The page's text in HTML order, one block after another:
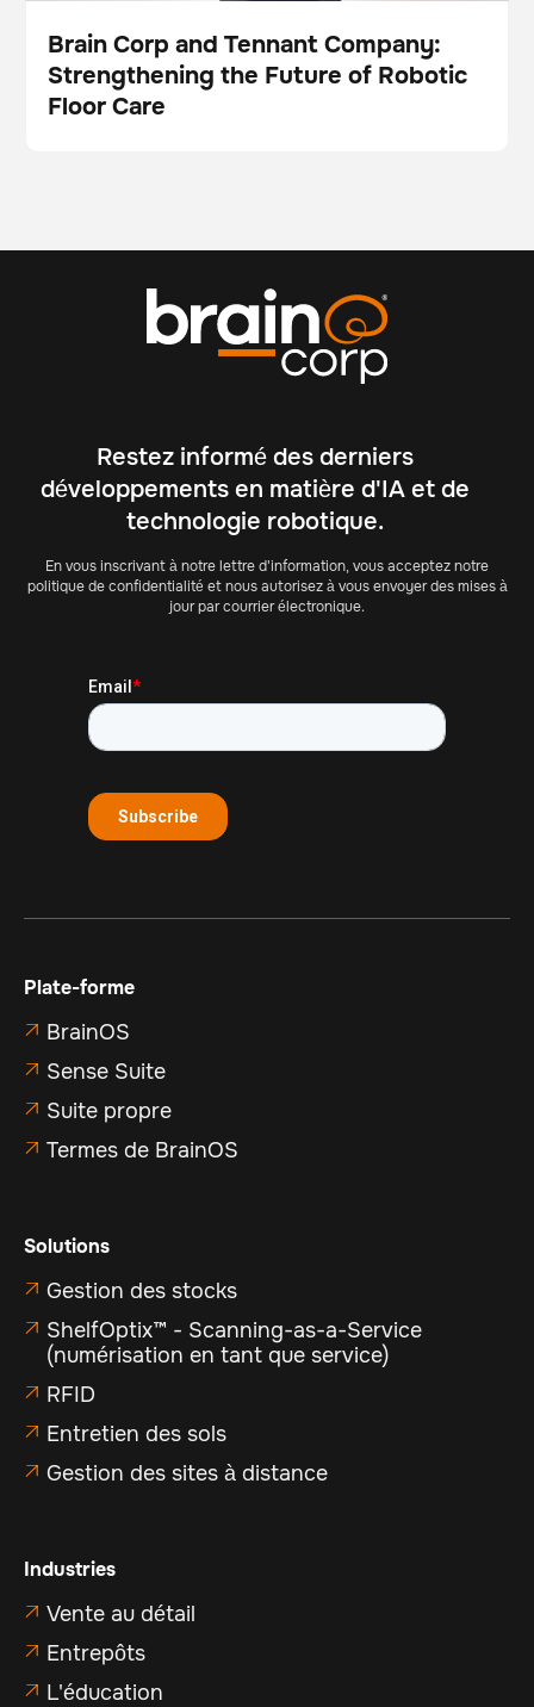
Vidéo
Brain Corp and Tennant Company:
Strengthening the Future of Robotic
Floor Care
Restez informé des derniers
développements en matière d'IA et de
technologie robotique.
En vous inscrivant à notre lettre d'information, vous acceptez notre
politique de confidentialité et nous autorisez à vous envoyer des mises à
jour par courrier électronique.
Plate-forme
 BrainOS
 Sense Suite
 Suite propre
 Termes de BrainOS
Solutions
 Gestion des stocks
 ShelfOptix™ - Scanning-as-a-Service
(numérisation en tant que service)
 RFID
 Entretien des sols
 Gestion des sites à distance
Industries
 Vente au détail
 Entrepôts
 L'éducation